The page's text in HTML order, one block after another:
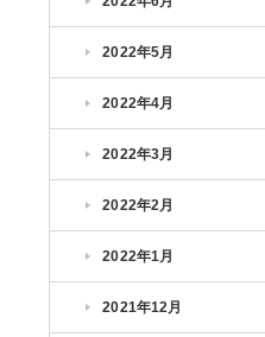
2022年5月
2022年4月
2022年3月
2022年2月
2022年1月
2021年12月